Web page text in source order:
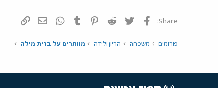
Share: פייסבוק Twitter
Reddit
Pinterest
Tumblr
WhatsAppדואר אלקטרוני
פורומים משפחה הריון ולידה מוותרים על ברית מילה